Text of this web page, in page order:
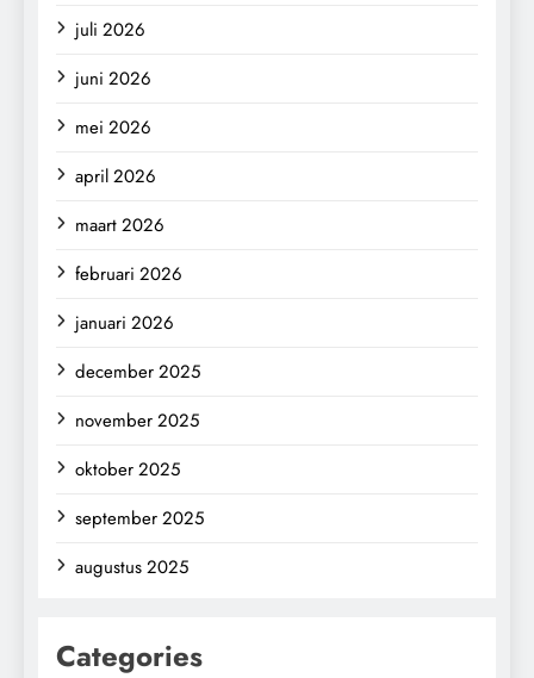
juli 2026
juni 2026
mei 2026
april 2026
maart 2026
februari 2026
januari 2026
december 2025
november 2025
oktober 2025
september 2025
augustus 2025
Categories